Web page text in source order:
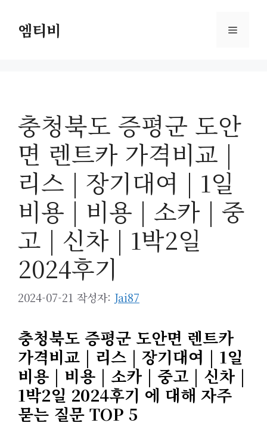
엠티비 메
충청북도 증평군 도안
면 렌트카 가격비교 |
리스 | 장기대여 | 1일
비용 | 비용 | 소카 | 중
고 | 신차 | 1박2일
2024후기
2024-07-21 작성자: Jai87
충청북도 증평군 도안면 렌트카
가격비교 | 리스 | 장기대여 | 1일
비용 | 비용 | 소카 | 중고 | 신차 |
1박2일 2024후기 에 대해 자주
묻는 질문 TOP 5